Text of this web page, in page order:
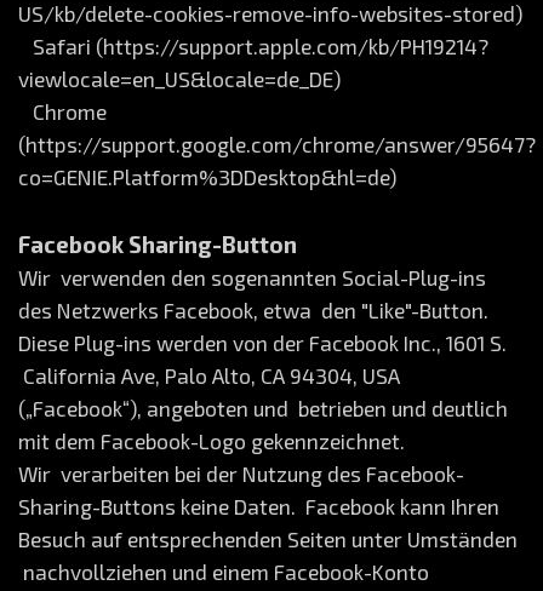
US/kb/delete-cookies-remove-info-websites-stored)
Safari (https://support.apple.com/kb/PH19214?
viewlocale=en_US&locale=de_DE)
Chrome
(https://support.google.com/chrome/answer/95647?
co=GENIE.Platform%3DDesktop&hl=de)
Facebook Sharing-Button
Wir verwenden den sogenannten Social-Plug-ins
des Netzwerks Facebook, etwa den "Like"-Button.
Diese Plug-ins werden von der Facebook Inc., 1601 S.
California Ave, Palo Alto, CA 94304, USA
(„Facebook“), angeboten und betrieben und deutlich
mit dem Facebook-Logo gekennzeichnet.
Wir verarbeiten bei der Nutzung des Facebook-
Sharing-Buttons keine Daten. Facebook kann Ihren
Besuch auf entsprechenden Seiten unter Umständen
nachvollziehen und einem Facebook-Konto